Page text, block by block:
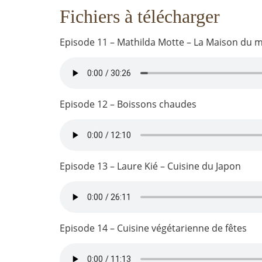
Fichiers à télécharger
Episode 11 – Mathilda Motte – La Maison du
Episode 12 – Boissons chaudes
Episode 13 – Laure Kié – Cuisine du Japon
Episode 14 – Cuisine végétarienne de fêtes